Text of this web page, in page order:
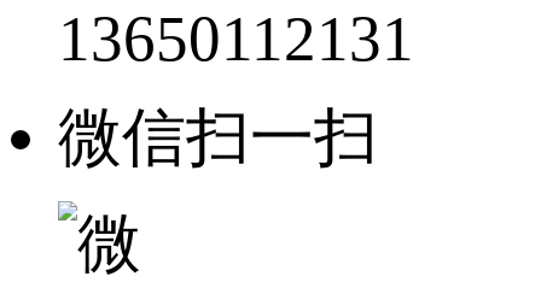
13650112131
微信扫一扫